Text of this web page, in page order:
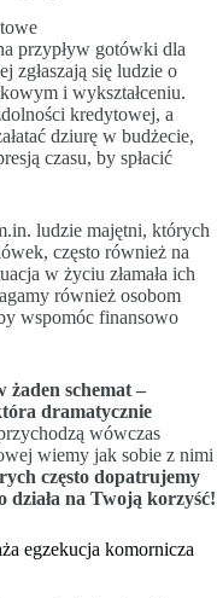
przypływ gotówki dla
zgłaszają się ludzie o
i wykształceniu.
kredytowej, a
dziurę w budżecie,
czasu, by spłacić
ludzie majętni, których
często również na
w życiu złamała ich
również osobom
wspomóc finansowo
żaden schemat –
dramatycznie
wówczas
wiemy jak sobie z nimi
często dopatrujemy
działa na Twoją korzyść!
egzekucja komornicza